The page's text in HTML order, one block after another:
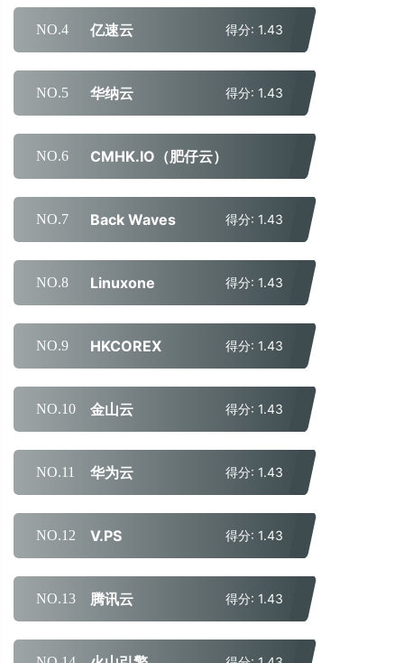
NO.4 亿速云 得分: 1.43
NO.5 华纳云 得分: 1.43
NO.6 CMHK.IO（肥仔云）
NO.7
Back Waves 得分: 1.43
NO.8 Linuxone 得分: 1.43
NO.9 HKCOREX 得分: 1.43
NO.10 金山云 得分: 1.43
NO.11 华为云 得分: 1.43
NO.12 V.PS 得分: 1.43
NO.13 腾讯云 得分: 1.43